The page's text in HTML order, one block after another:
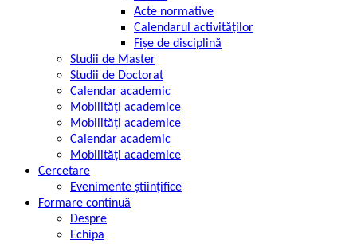
Acte normative
Calendarul activităților
Fișe de disciplină
Studii de Master
Studii de Doctorat
Calendar academic
Mobilități academice
Mobilități academice
Calendar academic
Mobilități academice
Cercetare
Evenimente științifice
Formare continuă
Despre
Echipa